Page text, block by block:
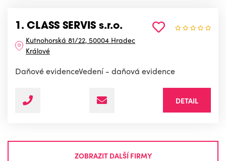
1. CLASS SERVIS s.r.o.
Kutnohorská 81/22, 50004 Hradec
Králové
Daňové evidenceVedení - daňová evidence
DETAIL
ZOBRAZIT DALŠÍ FIRMY